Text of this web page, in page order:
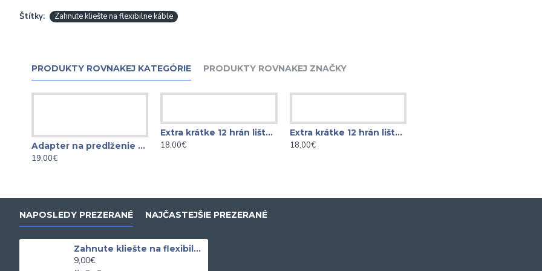
Štítky: Zahnute kliešte na flexibilne káble
PRODUKTY ROVNAKEJ KATEGÓRIE PRODUKTY ROVNAKEJ ZNAČKY
Adapter na predlženie plochých kľúčov UNIVERZÁL
19,00€
Extra krátke 12 hrán lišta XZN 1/4" - 3/8"
18,00€
Extra krátke 12 hrán lišta XZN 3/8" - 1/2"
18,00€
NAPOSLEDY PREZERANÉ NAJČASTEJŠIE PREZERANÉ
Zahnute kliešte na flexibilne káble
9,00€